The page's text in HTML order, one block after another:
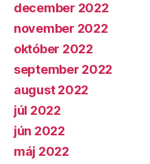
december 2022
november 2022
október 2022
september 2022
august 2022
júl 2022
jún 2022
máj 2022